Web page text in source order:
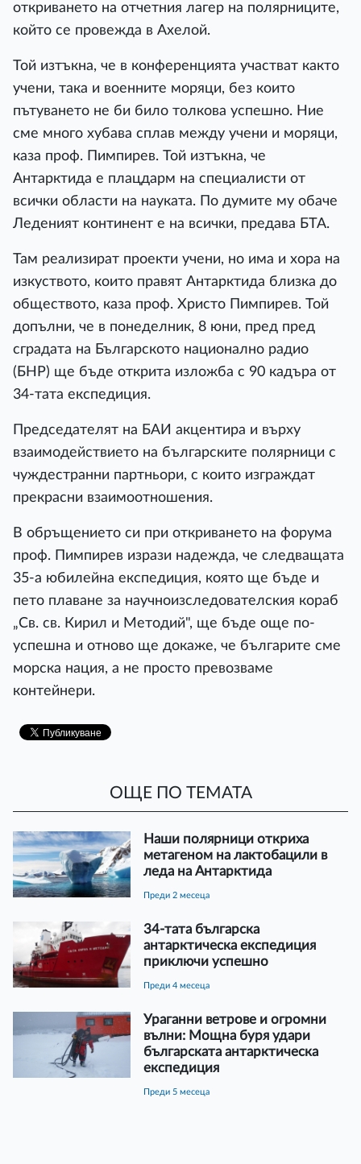
откриването на отчетния лагер на полярниците,
който се провежда в Ахелой.
Той изтъкна, че в конференцията участват както
учени, така и военните моряци, без които
пътуването не би било толкова успешно. Ние
сме много хубава сплав между учени и моряци,
каза проф. Пимпирев. Той изтъкна, че
Антарктида е плацдарм на специалисти от
всички области на науката. По думите му обаче
Леденият континент е на всички, предава БТА.
Там реализират проекти учени, но има и хора на
изкуството, които правят Антарктида близка до
обществото, каза проф. Христо Пимпирев. Той
допълни, че в понеделник, 8 юни, пред пред
сградата на Българското национално радио
(БНР) ще бъде открита изложба с 90 кадъра от
34-тата експедиция.
Председателят на БАИ акцентира и върху
взаимодействието на българските полярници с
чуждестранни партньори, с които изграждат
прекрасни взаимоотношения.
В обръщението си при откриването на форума
проф. Пимпирев изрази надежда, че следващата
35-а юбилейна експедиция, която ще бъде и
пето плаване за научноизследователския кораб
„Св. св. Кирил и Методий", ще бъде още по-
успешна и отново ще докаже, че българите сме
морска нация, а не просто превозваме
контейнери.
ОЩЕ ПО ТЕМАТА
Наши полярници откриха
метагеном на лактобацили в
леда на Антарктида
преди 2 месеца
34-тата българска
антарктическа експедиция
приключи успешно
преди 4 месеца
Ураганни ветрове и огромни
вълни: Мощна буря удари
българската антарктическа
експедиция
преди 5 месеца